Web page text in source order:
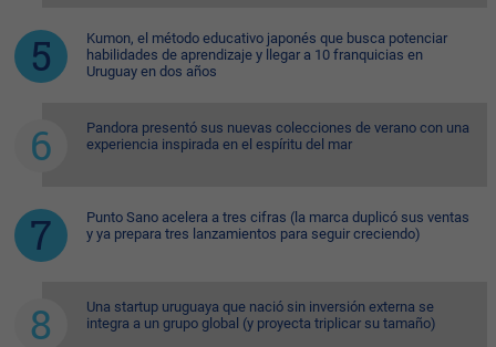
Kumon, el método educativo japonés que busca potenciar
habilidades de aprendizaje y llegar a 10 franquicias en
Uruguay en dos años
Pandora presentó sus nuevas colecciones de verano con una
experiencia inspirada en el espíritu del mar
Punto Sano acelera a tres cifras (la marca duplicó sus ventas
y ya prepara tres lanzamientos para seguir creciendo)
Una startup uruguaya que nació sin inversión externa se
integra a un grupo global (y proyecta triplicar su tamaño)